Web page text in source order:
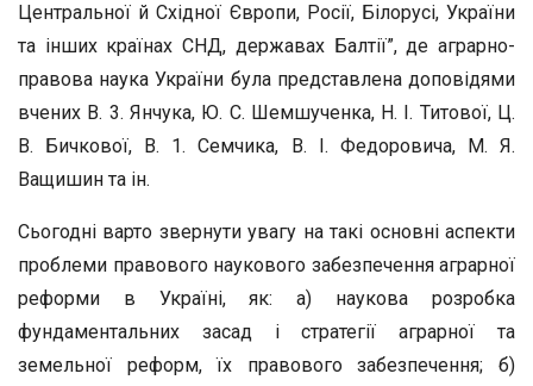
Центральної й Східної Європи, Росії, Білорусі, України
та інших країнах СНД, державах Балтії”, де аграрно-
правова наука України була представ­лена доповідями
вчених В. 3. Янчука, Ю. С. Шемшученка, Н. І. Титової, Ц.
В. Бичкової, В. 1. Семчика, В. І. Федоровича, М. Я.
Ващишин та ін.
Сьогодні варто звернути увагу на такі основні аспекти
пробле­ми правового наукового забезпечення аграрної
реформи в Україні, як: а) наукова розробка
фундаментальних засад і стратегії аграрної та
земельної реформ, їх правового забезпечення; б)